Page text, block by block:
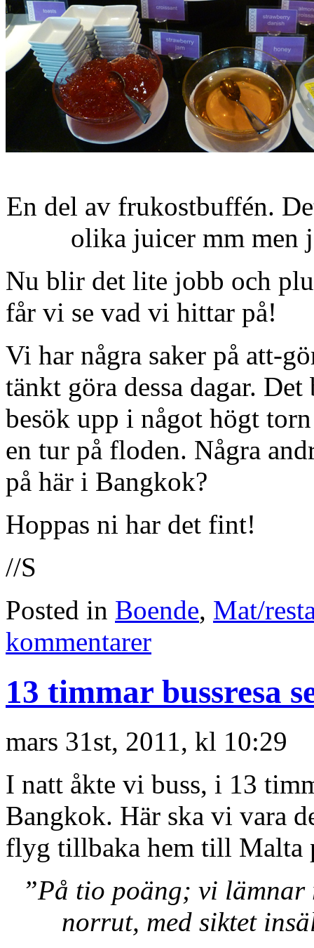
En del av frukostbuffén.
olika juicer mm men
Nu blir det lite jobb och
får vi se vad vi hittar på!
Vi har några saker på att-
tänkt göra dessa dagar.
besök upp i något högt
en tur på floden. Några
på här i Bangkok?
Hoppas ni har det fint!
//S
Posted in Boende, Mat/
kommentarer
13 timmar bussresa
mars 31st, 2011, kl 10:29
I natt åkte vi buss, i 13
Bangkok. Här ska vi vara
flyg tillbaka hem till Malta
”På tio poäng; vi lämnar
norrut, med siktet